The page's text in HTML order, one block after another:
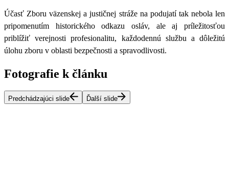
Účasť Zboru väzenskej a justičnej stráže na podujatí tak nebola len
pripomenutím historického odkazu osláv, ale aj príležitosťou
priblížiť verejnosti profesionalitu, každodennú službu a dôležitú
úlohu zboru v oblasti bezpečnosti a spravodlivosti.
Fotografie k článku
Predchádzajúci slide Ďalší slide